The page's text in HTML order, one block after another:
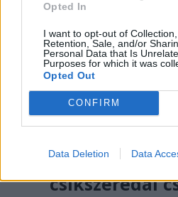
Opted In
I want to opt-out of Collection,
Retention, Sale, and/or
Personal Data that Is
Purposes for which it was
Opted Out
CONFIRM
Data Deletion Data
SZÉKELYHON
„Óriási
kedd esti
csíkszeredai